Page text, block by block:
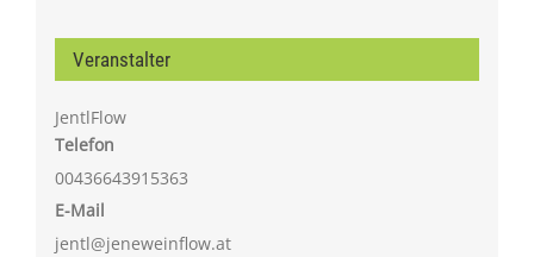
Veranstalter
JentlFlow
Telefon
00436643915363
E-Mail
jentl@jeneweinflow.at